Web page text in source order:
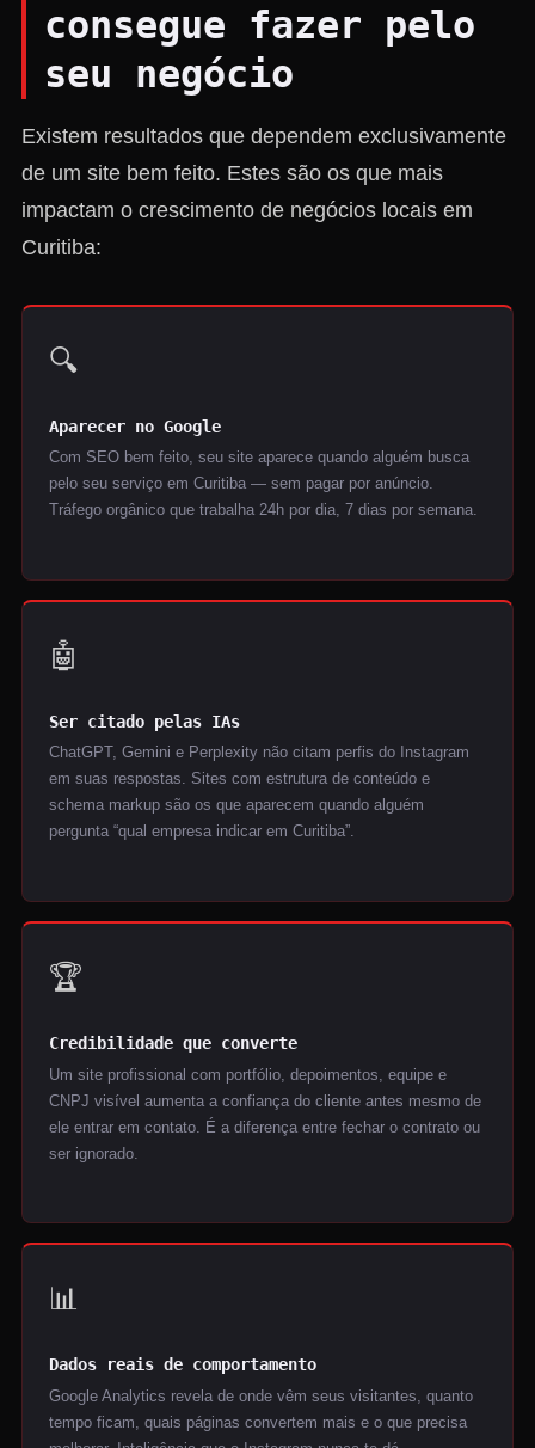
consegue fazer pelo
seu negócio
Existem resultados que dependem exclusivamente
de um site bem feito. Estes são os que mais
impactam o crescimento de negócios locais em
Curitiba:
🔍
Aparecer no Google
Com SEO bem feito, seu site aparece quando alguém busca
pelo seu serviço em Curitiba — sem pagar por anúncio.
Tráfego orgânico que trabalha 24h por dia, 7 dias por semana.
🤖
Ser citado pelas IAs
ChatGPT, Gemini e Perplexity não citam perfis do Instagram
em suas respostas. Sites com estrutura de conteúdo e
schema markup são os que aparecem quando alguém
pergunta “qual empresa indicar em Curitiba”.
🏆
Credibilidade que converte
Um site profissional com portfólio, depoimentos, equipe e
CNPJ visível aumenta a confiança do cliente antes mesmo de
ele entrar em contato. É a diferença entre fechar o contrato ou
ser ignorado.
📊
Dados reais de comportamento
Google Analytics revela de onde vêm seus visitantes, quanto
tempo ficam, quais páginas convertem mais e o que precisa